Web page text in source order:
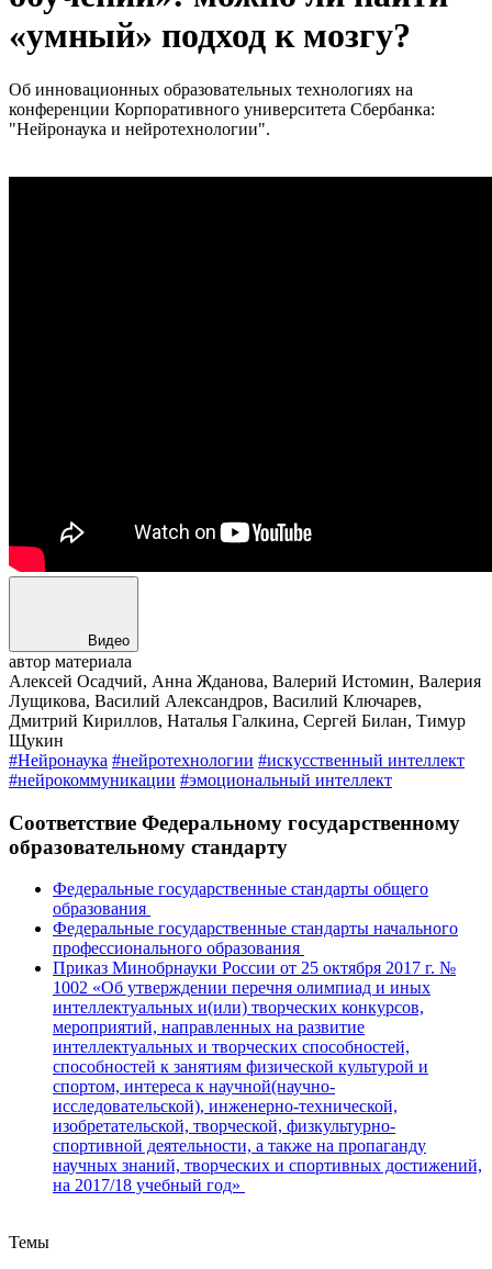
«умный» подход к мозгу?
Об инновационных образовательных технологиях на
конференции Корпоративного университета Сбербанка:
"Нейронаука и нейротехнологии".
Видео
автор материала
Алексей Осадчий, Анна Жданова, Валерий Истомин, Валерия
Лущикова, Василий Александров, Василий Ключарев,
Дмитрий Кириллов, Наталья Галкина, Сергей Билан, Тимур
Щукин
#Нейронаука #нейротехнологии #искусственный интеллект
#нейрокоммуникации #эмоциональный интеллект
Соответствие Федеральному государственному
образовательному стандарту
Федеральные государственные стандарты общего
образования
Федеральные государственные стандарты начального
профессионального образования
Приказ Минобрнауки России от 25 октября 2017 г. №
1002 «Об утверждении перечня олимпиад и иных
интеллектуальных и(или) творческих конкурсов,
мероприятий, направленных на развитие
интеллектуальных и творческих способностей,
способностей к занятиям физической культурой и
спортом, интереса к научной(научно-
исследовательской), инженерно-технической,
изобретательской, творческой, физкультурно-
спортивной деятельности, а также на пропаганду
научных знаний, творческих и спортивных достижений,
на 2017/18 учебный год»
Темы